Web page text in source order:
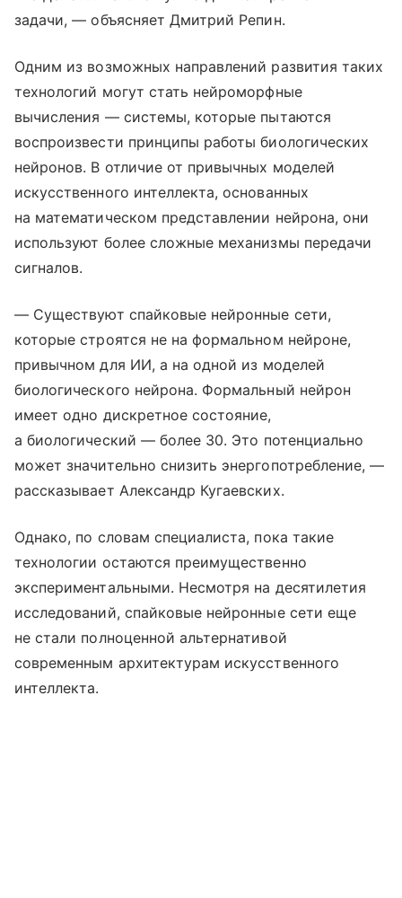
задачи, — объясняет Дмитрий Репин.
Одним из возможных направлений развития таких
технологий могут стать нейроморфные
вычисления — системы, которые пытаются
воспроизвести принципы работы биологических
нейронов. В отличие от привычных моделей
искусственного интеллекта, основанных
на математическом представлении нейрона, они
используют более сложные механизмы передачи
сигналов.
— Существуют спайковые нейронные сети,
которые строятся не на формальном нейроне,
привычном для ИИ, а на одной из моделей
биологического нейрона. Формальный нейрон
имеет одно дискретное состояние,
а биологический — более 30. Это потенциально
может значительно снизить энергопотребление, —
рассказывает Александр Кугаевских.
Однако, по словам специалиста, пока такие
технологии остаются преимущественно
экспериментальными. Несмотря на десятилетия
исследований, спайковые нейронные сети еще
не стали полноценной альтернативой
современным архитектурам искусственного
интеллекта.